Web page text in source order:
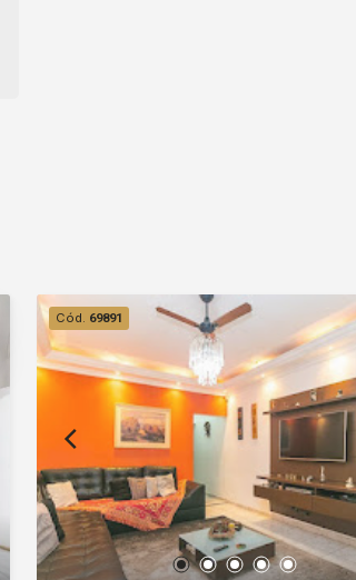
Cód. 69891